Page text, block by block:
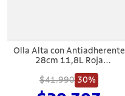
Olla Alta con Antiadherente
28cm 11,8L Roja
$41.990 30%